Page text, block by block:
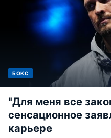
БОКС
"Для меня все
сенсационное
карьере